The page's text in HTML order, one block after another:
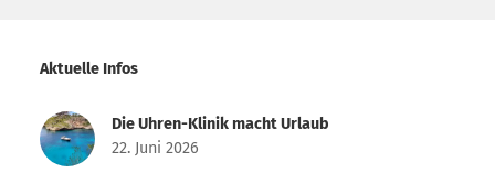
Aktuelle Infos
Die Uhren-Klinik macht Urlaub
22. Juni 2026